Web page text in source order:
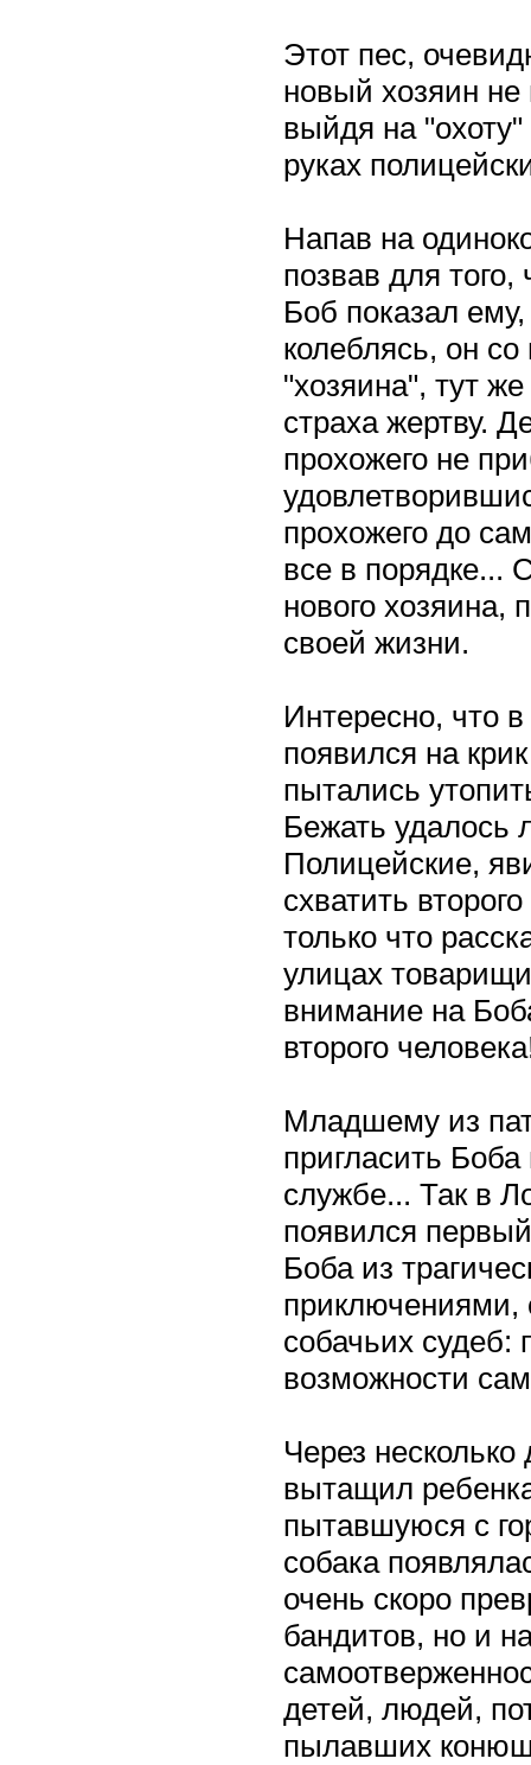
Этот пес,
новый хозяин
выйдя на
руках
Напав на
позвав для того,
Боб показал
колеблясь, он
"хозяина", тут
страха жертву.
прохожего не
прохожего до
все в порядке...
нового хозяина,
своей жизни.
Интересно, что
появился на
пытались
Бежать удалось
Полицейские,
схватить
только что
улицах
внимание на
второго
Младшему из
пригласить Боба
службе... Так в
появился
Боба из
приключениями,
собачьих судеб:
возможности
Через
вытащил
пытавшуюся с
собака
очень скоро
бандитов, но и
детей, людей,
пылавших